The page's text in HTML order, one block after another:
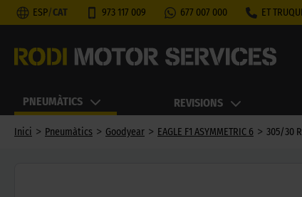
ESP/CAT 973 117 009 677 007 000 ET
PNEUMÀTICS REVISIONS
Inici > Pneumàtics > Goodyear > EAGLE F1 ASYMMETRIC 6 > 305/30